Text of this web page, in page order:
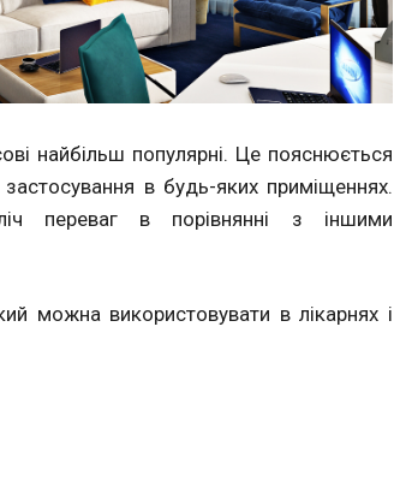
найбільш популярні. Це пояснюється
в будь-яких приміщеннях.
переваг в порівнянні з іншими
можна використовувати в лікарнях і